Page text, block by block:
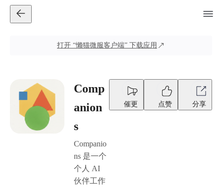
打开 “懒猫微服客户端” 下载应用
Comp
anion
s
Companio
ns 是一个
个人 AI
伙伴工作
催更 点赞 分享